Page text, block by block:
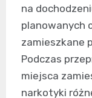
na
planowanych
zamieszkane
Podczas
miejsca
narkotyki